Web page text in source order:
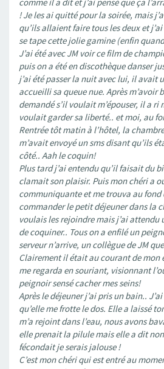
! Je les ai quitté pour la soirée, mais
qu’ils allaient faire tous les deux et
se tape cette jolie gamine (enfin
J’ai été avec JM voir ce film de
puis on a été en discothèque danser
j’ai été passer la nuit avec lui, il avait
accueilli sa queue nue. Après m’avoir
demandé s’il voulait m’épouser, il a ri
voulait garder sa liberté.. et moi, au
Rentrée tôt matin à l’hôtel, la
m’avait envoyé un sms disant qu’ils
côté.. Aah le coquin!
Plus tard j’ai entendu qu’il faisait du
clamait son plaisir. Puis mon chéri a
communiquante et me trouva au
commander le petit déjeuner dans la
voulais les rejoindre mais j’ai attendu
de coquiner.. Tous on a enfilé un
serveur n’arrive, un collègue de JM
Clairement il était au courant de mon
me regarda en souriant, visionnant
peignoir sensé cacher mes seins!
Après le déjeuner j’ai pris un bain..
qu’elle me frotte le dos. Elle a laissé
m’a rejoint dans l’eau, nous avons
elle prenait la pilule mais elle a dit
fécondait je serais jalouse !
C’est mon chéri qui est entré au